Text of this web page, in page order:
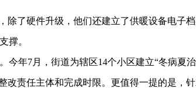
了硬件升级，他们还建立了供暖设备电子
撑。
年7月，街道为辖区14个小区建立“冬病夏
改责任主体和完成时限。更值得一提的是，